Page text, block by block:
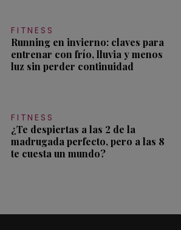
FITNESS
Running en invierno: claves para
entrenar con frío, lluvia y menos
luz sin perder continuidad
FITNESS
¿Te despiertas a las 2 de la
madrugada perfecto, pero a las 8
te cuesta un mundo?